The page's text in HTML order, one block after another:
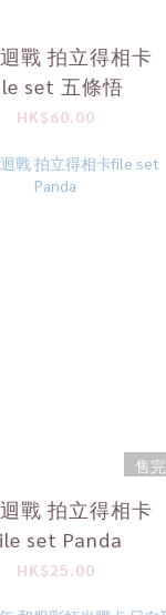
戰 拍立得相卡
set 五條悟
HK$60.00
售完
戰 拍立得相卡
set Panda
HK$25.00